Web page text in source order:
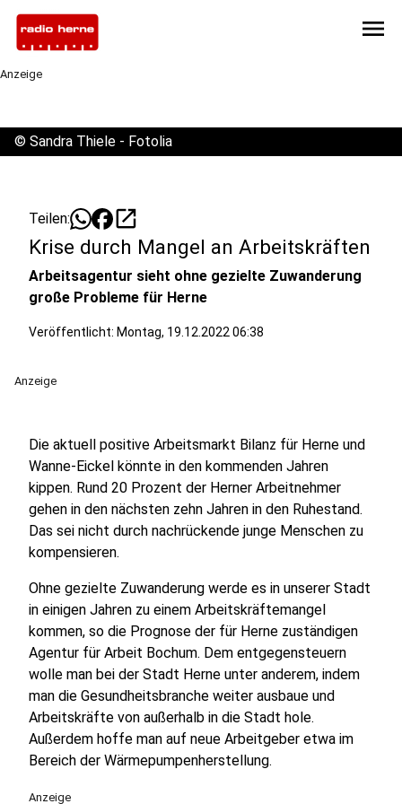
menu
Anzeige
© Sandra Thiele - Fotolia
Teilen: open_in_new
Krise durch Mangel an Arbeitskräften
Arbeitsagentur sieht ohne gezielte Zuwanderung
große Probleme für Herne
Veröffentlicht: Montag, 19.12.2022 06:38
Anzeige
Die aktuell positive Arbeitsmarkt Bilanz für Herne und
Wanne-Eickel könnte in den kommenden Jahren
kippen. Rund 20 Prozent der Herner Arbeitnehmer
gehen in den nächsten zehn Jahren in den Ruhestand.
Das sei nicht durch nachrückende junge Menschen zu
kompensieren.
Ohne gezielte Zuwanderung werde es in unserer Stadt
in einigen Jahren zu einem Arbeitskräftemangel
kommen, so die Prognose der für Herne zuständigen
Agentur für Arbeit Bochum. Dem entgegensteuern
wolle man bei der Stadt Herne unter anderem, indem
man die Gesundheitsbranche weiter ausbaue und
Arbeitskräfte von außerhalb in die Stadt hole.
Außerdem hoffe man auf neue Arbeitgeber etwa im
Bereich der Wärmepumpenherstellung.
Anzeige